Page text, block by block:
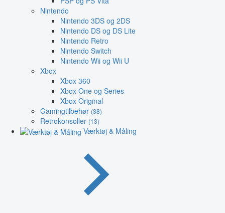
Nintendo
Nintendo 3DS og 2DS
Nintendo DS og DS Lite
Nintendo Retro
Nintendo Switch
Nintendo Wii og Wii U
Xbox
Xbox 360
Xbox One og Series
Xbox Original
Gamingtilbehør (38)
Retrokonsoller (13)
Værktøj & Måling